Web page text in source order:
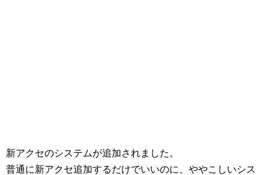
新アクセのシステムが追加されました。
普通に新アクセ追加するだけでいいのに、ややこしいシス